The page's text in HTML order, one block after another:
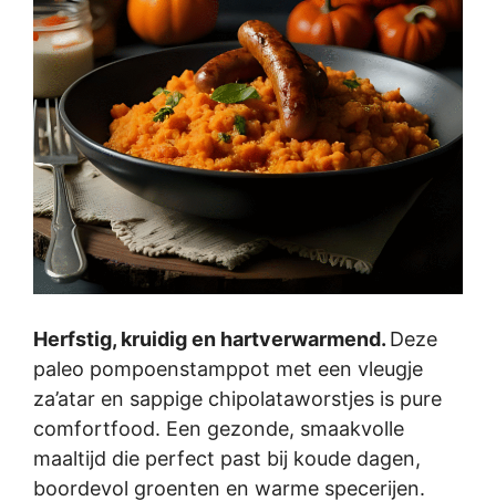
Herfstig, kruidig en hartverwarmend. Deze
paleo pompoenstamppot met een vleugje
za’atar en sappige chipolataworstjes is pure
comfortfood. Een gezonde, smaakvolle
maaltijd die perfect past bij koude dagen,
boordevol groenten en warme specerijen.